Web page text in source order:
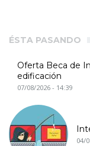
ÉSTA PASANDO
Oferta Beca de
edificación
07/08/2026 - 14:39
04/